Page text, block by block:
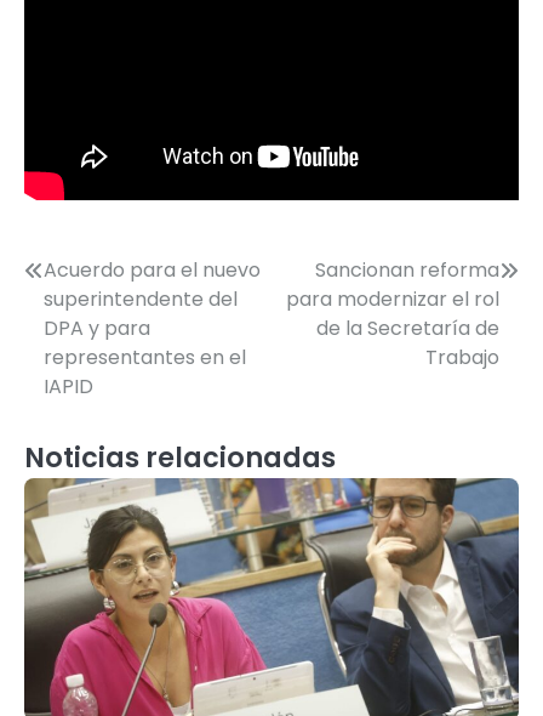
Navegación
de
entradas
Acuerdo para el nuevo
superintendente del
DPA y para
representantes en el
IAPID
Sancionan reforma
para modernizar el rol
de la Secretaría de
Trabajo
Noticias relacionadas